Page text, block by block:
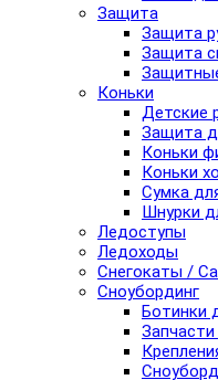
Защита
Защита
Защита
Коньки
Детские
Защита
Коньки
Коньки
Сумка
Шнурки
Ледоступы
Ледоходы
Снегокаты /
Сноубординг
Ботинки